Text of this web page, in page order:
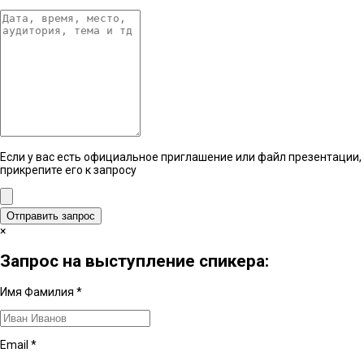
Если у вас есть официальное приглашение или файл презентации,
прикрепите его к запросу
Отправить запрос
×
Запрос на выступление спикера:
Имя Фамилия *
Email *